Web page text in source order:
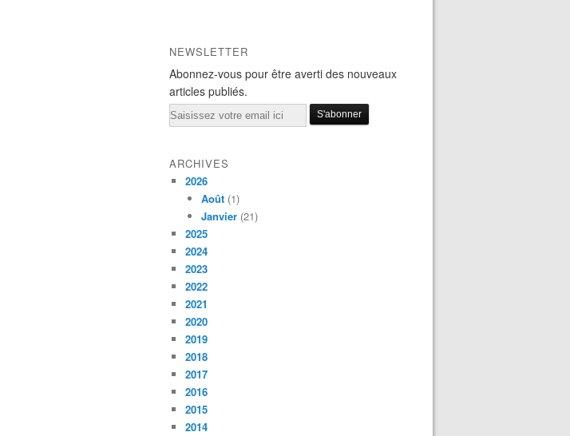
NEWSLETTER
Abonnez-vous pour être averti des nouveaux
articles publiés.
Email
ARCHIVES
2026
Août (1)
Janvier (21)
2025
2024
2023
2022
2021
2020
2019
2018
2017
2016
2015
2014